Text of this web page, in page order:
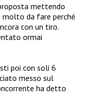
mettendo
molto da fare perché
con un tiro.
ormai
poi con soli 6
messo sul
ha detto